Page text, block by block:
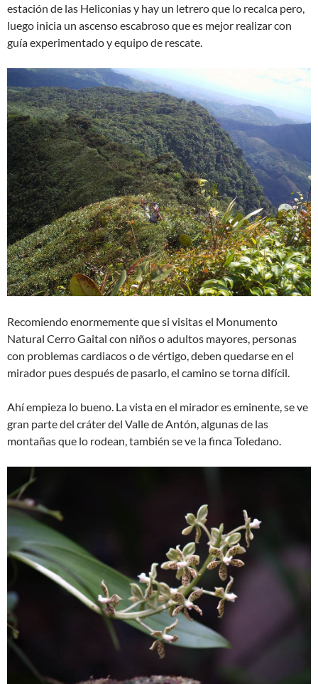
estación de las Heliconias y hay un letrero que lo recalca pero,
luego inicia un ascenso escabroso que es mejor realizar con
guía experimentado y equipo de rescate.
Recomiendo enormemente que si visitas el Monumento
Natural Cerro Gaital con niños o adultos mayores, personas
con problemas cardiacos o de vértigo, deben quedarse en el
mirador pues después de pasarlo, el camino se torna difícil.
Ahí­ empieza lo bueno. La vista en el mirador es eminente, se ve
gran parte del cráter del Valle de Antón, algunas de las
montañas que lo rodean, también se ve la finca Toledano.